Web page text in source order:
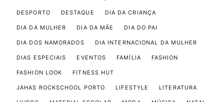
DESPORTO DESTAQUE DIA DA CRIANÇA
DIA DA MULHER DIA DA MÃE DIA DO PAI
DIA DOS NAMORADOS DIA INTERNACIONAL DA MULHER
DIAS ESPECIAIS EVENTOS FAMÍLIA FASHION
FASHION LOOK FITNESS HUT
JAHAS ROCKSCHOOL PORTO LIFESTYLE LITERATURA